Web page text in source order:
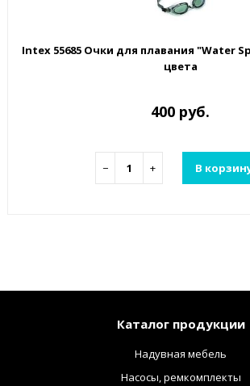
Intex 55685 Очки для плавания "Water
цвета
400 руб.
− + В
Каталог продукции
Надувная мебель
Насосы, ремкомплекты